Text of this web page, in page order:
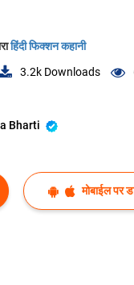
हिंदी फिक्शन कहानी
3.2k Downloads
Bharti
मोबाईल पर